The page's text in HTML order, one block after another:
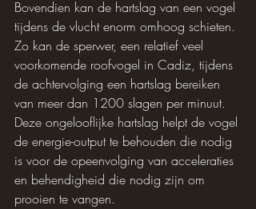
Bovendien kan de hartslag van een vogel
tijdens de vlucht enorm omhoog schieten.
Zo kan de sperwer, een relatief veel
voorkomende roofvogel in Cadiz, tijdens
de achtervolging een hartslag bereiken
van meer dan 1200 slagen per minuut.
Deze ongelooflijke hartslag helpt de vogel
de energie-output te behouden die nodig
is voor de opeenvolging van acceleraties
en behendigheid die nodig zijn om
prooien te vangen.